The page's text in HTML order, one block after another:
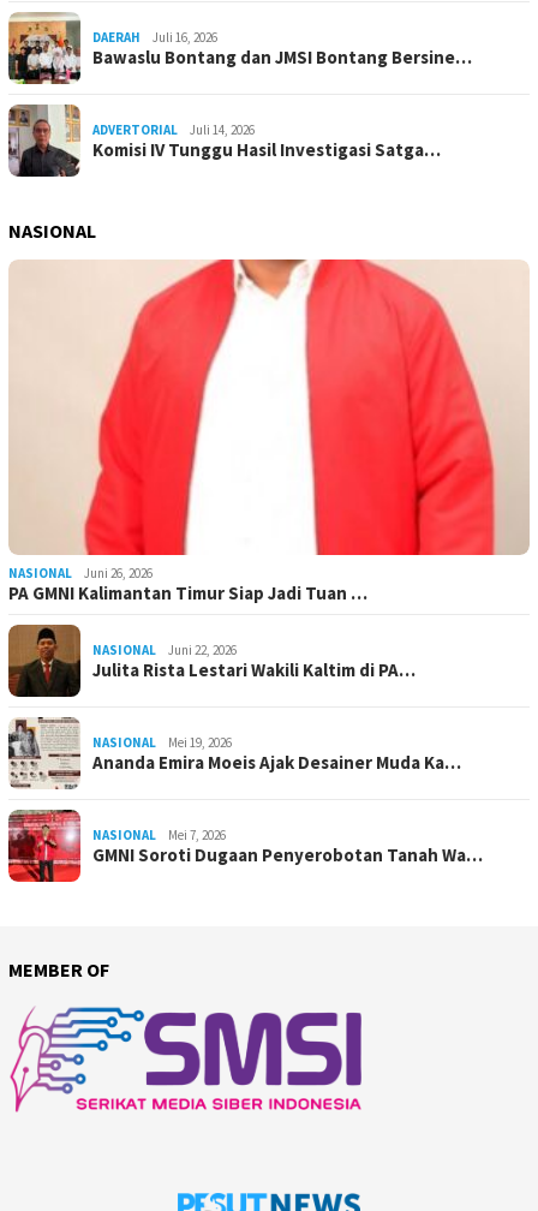
DAERAH Juli 16, 2026
Bawaslu Bontang dan JMSI Bontang Bersine…
ADVERTORIAL Juli 14, 2026
Komisi IV Tunggu Hasil Investigasi Satga…
NASIONAL
NASIONAL Juni 26, 2026
PA GMNI Kalimantan Timur Siap Jadi Tuan …
NASIONAL Juni 22, 2026
Julita Rista Lestari Wakili Kaltim di PA…
NASIONAL Mei 19, 2026
Ananda Emira Moeis Ajak Desainer Muda Ka…
NASIONAL Mei 7, 2026
GMNI Soroti Dugaan Penyerobotan Tanah Wa…
MEMBER OF